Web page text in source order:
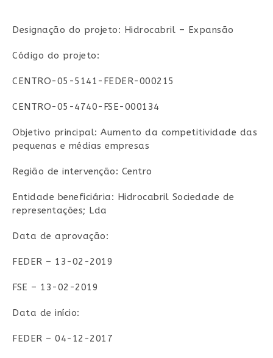
Designação do projeto: Hidrocabril – Expansão
Código do projeto:
CENTRO-05-5141-FEDER-000215
CENTRO-05-4740-FSE-000134
Objetivo principal: Aumento da competitividade das
pequenas e médias empresas
Região de intervenção: Centro
Entidade beneficiária: Hidrocabril Sociedade de
representações; Lda
Data de aprovação:
FEDER – 13-02-2019
FSE – 13-02-2019
Data de início:
FEDER – 04-12-2017